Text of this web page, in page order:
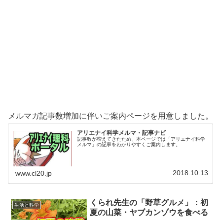
メルマガ記事数増加に伴いご案内ページを用意しました。
アリエナイ科学メルマ・記事ナビ
記事数が増えてきたため、本ページでは「アリエナイ科学
メルマ」の記事をわかりやすくご案内します。
www.cl20.jp 2018.10.13
生活と科学
くられ先生の「野草グルメ」：初
夏の山菜・ヤブカンゾウを食べる